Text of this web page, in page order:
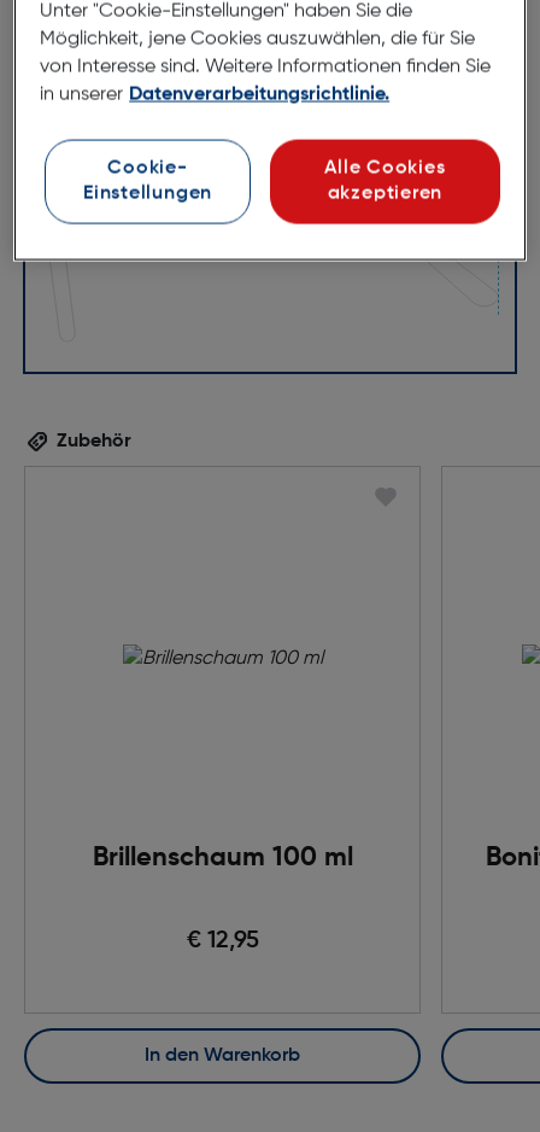
140mm
Zubehör
Brillenschaum 100 ml
€ 12,95
In den Warenkorb
Unter "Cookie-Einstellungen" haben Sie die
Möglichkeit, jene Cookies auszuwählen, die für Sie
von Interesse sind. Weitere Informationen finden Sie
in unserer Datenverarbeitungsrichtlinie.
Cookie-
Einstellungen
Alle Cookies
akzeptieren